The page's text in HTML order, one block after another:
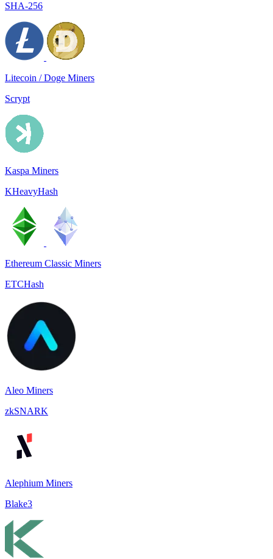
SHA-256
Litecoin / Doge Miners
Scrypt
Kaspa Miners
KHeavyHash
Ethereum Classic Miners
ETCHash
Aleo Miners
zkSNARK
Alephium Miners
Blake3